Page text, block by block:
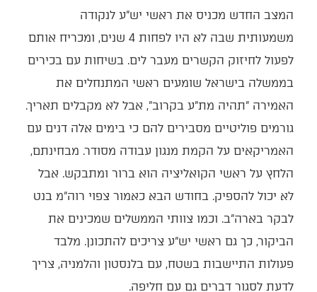
המצב החדש מכניס את ראשי יש"ע לנקודה
משמעותית שבה לא היו לפחות 4 שנים, ומכריח אותם
לפעול לחיזוק הקשרים מעבר לים. בשיחות עם בכירים
בממשלה בישראל שומעים ראשי המתנחלים את
האמירה "תהיה מת"ע בקרוב", אבל לא מקבלים תאריך.
גורמים פוליטיים מסבירים להם כי בימים אלה דנים עם
האמריקאים על הקמת מנגון עבודה מסודר. מבחינתם,
הלחץ על ראשי הקואליציה הוא ברור ומתבקש. אבל
לא יכול להספיק. בחודש הבא כאמור צפוי רוה"מ בנט
לבקר בארה"ב. וכמו צוותי הממשלים שמכינים את
הביקור, כך גם ראשי יש"ע צריכים להתכונן. מלבד
פעולות התיישבות בשטח, עם בלנסטון והלמניה, צריך
לדעת לסגור דברים גם עם חליפה.